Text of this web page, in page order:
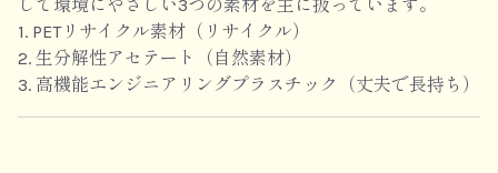
して環境にやさしい3つの素材を主に扱っています。
1. PETリサイクル素材（リサイクル）
2. 生分解性アセテート（自然素材）
3. 高機能エンジニアリングプラスチック（丈夫で長持ち）